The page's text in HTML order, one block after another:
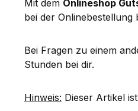
Mit dem Onlineshop
bei der
Bei Fragen zu einem
Stunden bei dir.
Hinweis: Dieser Artikel